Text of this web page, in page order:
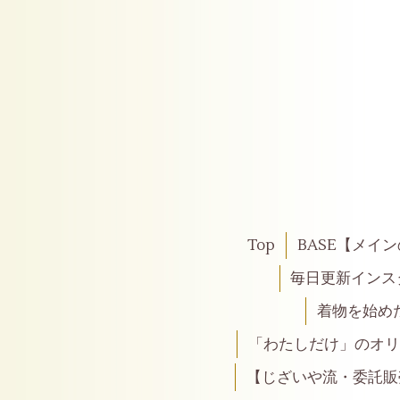
Top
BASE【メイ
毎日更新イン
着物を始め
「わたしだけ」のオ
【じざいや流・委託